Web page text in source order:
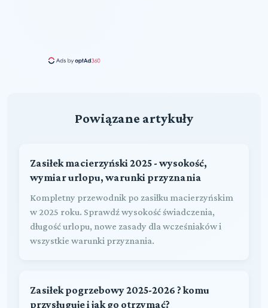
Powiązane artykuły
Zasiłek macierzyński 2025 - wysokość,
wymiar urlopu, warunki przyznania
Kompletny przewodnik po zasiłku macierzyńskim
w 2025 roku. Sprawdź wysokość świadczenia,
długość urlopu, nowe zasady dla wcześniaków i
wszystkie warunki przyznania.
Zasiłek pogrzebowy 2025-2026 ? komu
przysługuje i jak go otrzymać?